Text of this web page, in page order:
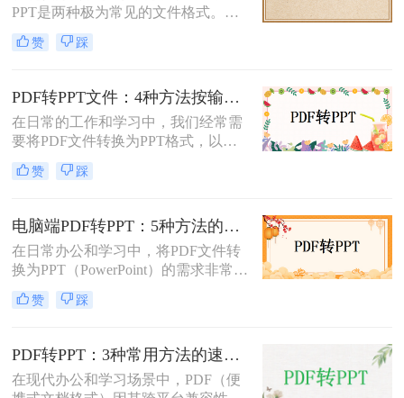
PPT是两种极为常见的文件格式。
PDF文件因其出色的稳定性和兼容性
而被广泛用于文档分享和存储，而
睐。然而，有时我们需要将PDF转换
为PPT以便进行编辑和演示。那么pdf
转换成ppt怎么做呢？本文将详细介绍
几种将PDF转换为PPT的方法。
赞 踩
PDF转PPT文件：4种方法按输出格式（pptx/ppt）和页数选择!
在日常的工作和学习中，我们经常需
要将PDF文件转换为PPT格式，以便
进行演示或编辑。那么如何将pdf转换
成ppt文件呢？本文将介绍四种常用的
赞 踩
电脑端PDF转PPT：5种方法的安装配置和操作差异！
在日常办公和学习中，将PDF文件转
换为PPT（PowerPoint）的需求非常普
遍。无论是为了制作演示文稿、分享
资料还是教学用途，掌握高效的PDF
脑pdf如何转化为ppt呢？本文将详细
介绍五种将PDF转换成PPT的方法，
帮助您轻松应对各种需求。
赞 踩
PDF转PPT：3种常用方法的速度对比和适用文件类型！
在现代办公和学习场景中，PDF（便